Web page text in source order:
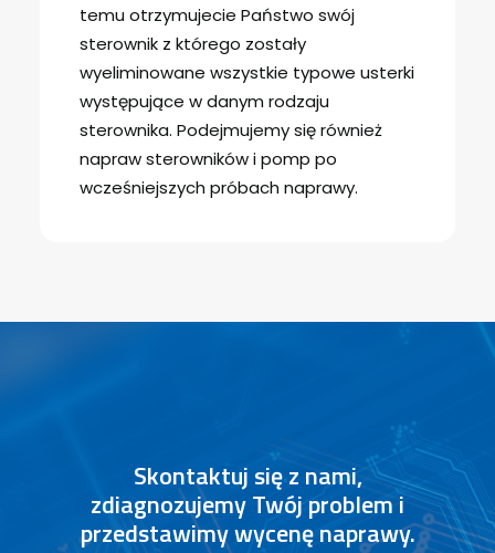
temu otrzymujecie Państwo swój
sterownik z którego zostały
wyeliminowane wszystkie typowe usterki
występujące w danym rodzaju
sterownika. Podejmujemy się również
napraw sterowników i pomp po
wcześniejszych próbach naprawy.
Skontaktuj się z nami,
zdiagnozujemy Twój problem i
przedstawimy wycenę naprawy.